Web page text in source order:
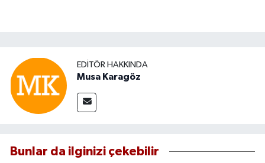
EDITÖR HAKKINDA
Musa Karagöz
Bunlar da ilginizi çekebilir